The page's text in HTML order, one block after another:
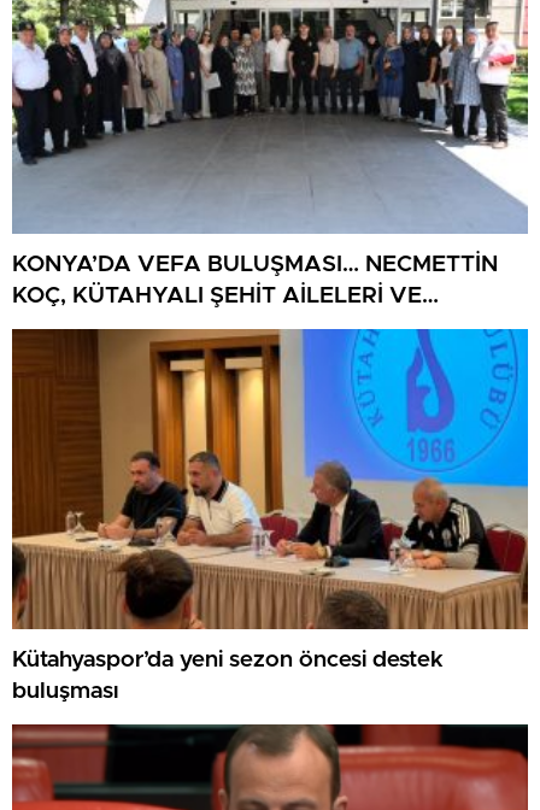
KONYA’DA VEFA BULUŞMASI… NECMETTİN
KOÇ, KÜTAHYALI ŞEHİT AİLELERİ VE
GAZİLERİ AĞIRLADI
Kütahyaspor’da yeni sezon öncesi destek
buluşması